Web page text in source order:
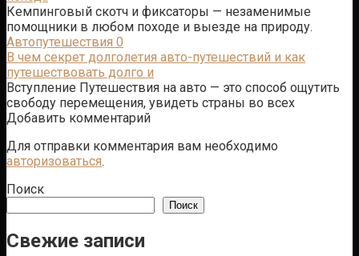
Кемпинговый скотч и фиксаторы — незаменимые
помощники в любом походе и выезде на природу.
Автопутешествия 0
В чем секрет долголетия авто-путешествий и как
путешествовать долго и
Вступление Путешествия на авто — это способ ощутить
свободу перемещения, увидеть страны во всех
Добавить комментарий
Для отправки комментария вам необходимо
авторизоваться.
Поиск
Поиск
Свежие записи